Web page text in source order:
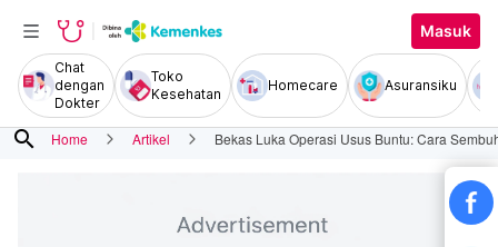
Masuk
Chat
dengan
Dokter
Toko
Kesehatan
Homecare Asuransiku
search Home Artikel Bekas Luka Operasi Usus Buntu: Cara